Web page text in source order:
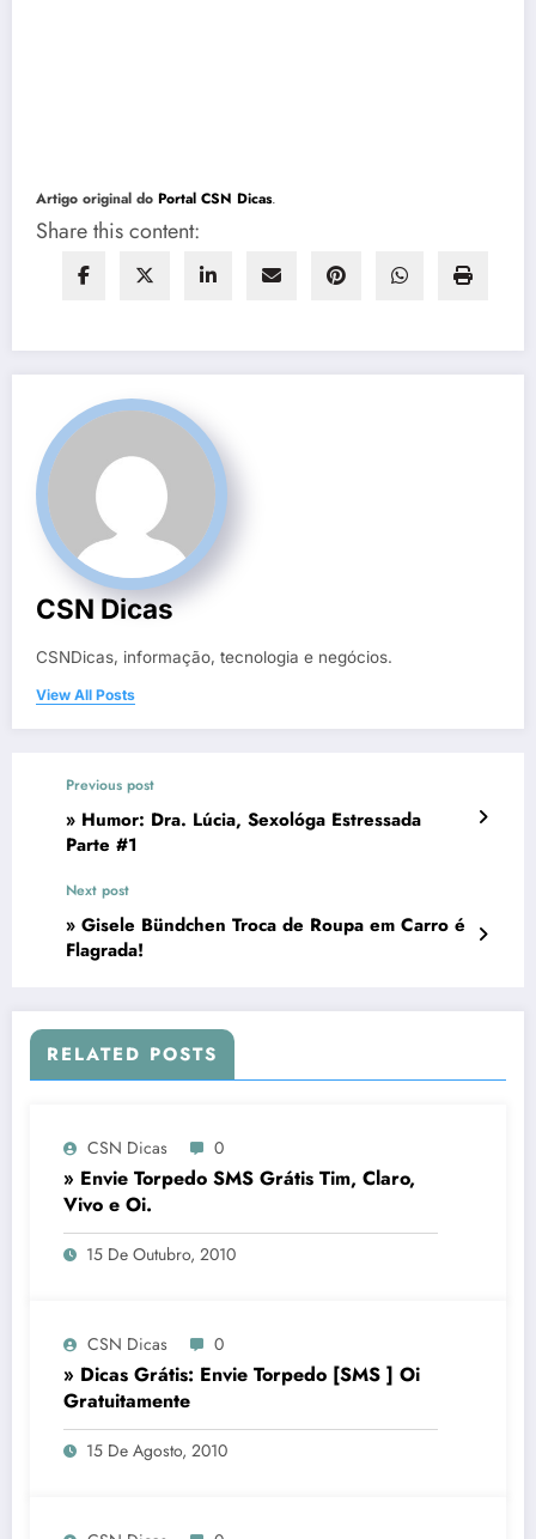
Artigo original do Portal CSN Dicas.
Share this content:
CSN Dicas
CSNDicas, informação, tecnologia e negócios.
View All Posts
Previous post
» Humor: Dra. Lúcia, Sexológa Estressada
Parte #1
Next post
» Gisele Bündchen Troca de Roupa em Carro é
Flagrada!
RELATED POSTS
CSN Dicas 0
» Envie Torpedo SMS Grátis Tim, Claro,
Vivo e Oi.
15 De Outubro, 2010
CSN Dicas 0
» Dicas Grátis: Envie Torpedo [SMS ] Oi
Gratuitamente
15 De Agosto, 2010